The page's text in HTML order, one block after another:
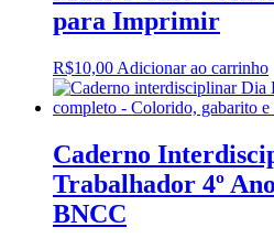
para Imprimir
R$10,00 Adicionar ao carrinho
Caderno
Trabalhador 4º
BNCC